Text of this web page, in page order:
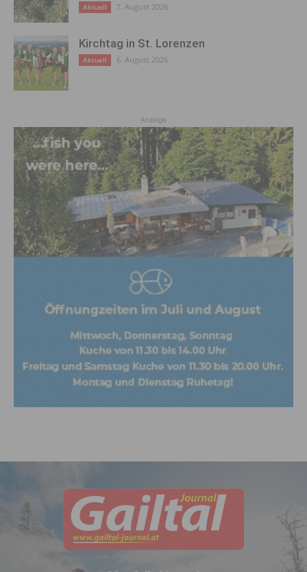
Aktuell 7. August 2026
Kirchtag in St. Lorenzen
Aktuell 6. August 2026
Anzeige